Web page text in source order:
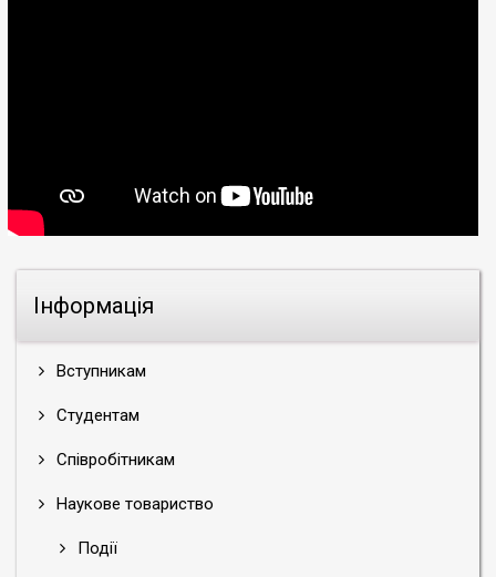
Інформація
Вступникам
Студентам
Співробітникам
Наукове товариство
Події